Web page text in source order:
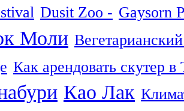
Dusit Zoo - Gaysorn
Моли
Как арендовать скутер в
Као Лак